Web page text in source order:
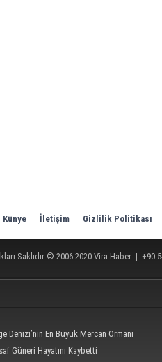
Künye İletişim Gizlilik Politikası
Saklıdır © 2006-2020 Vira Haber | +90
Denizi’nin En Büyük Mercan Ormanı
Güneri Hayatını Kaybetti